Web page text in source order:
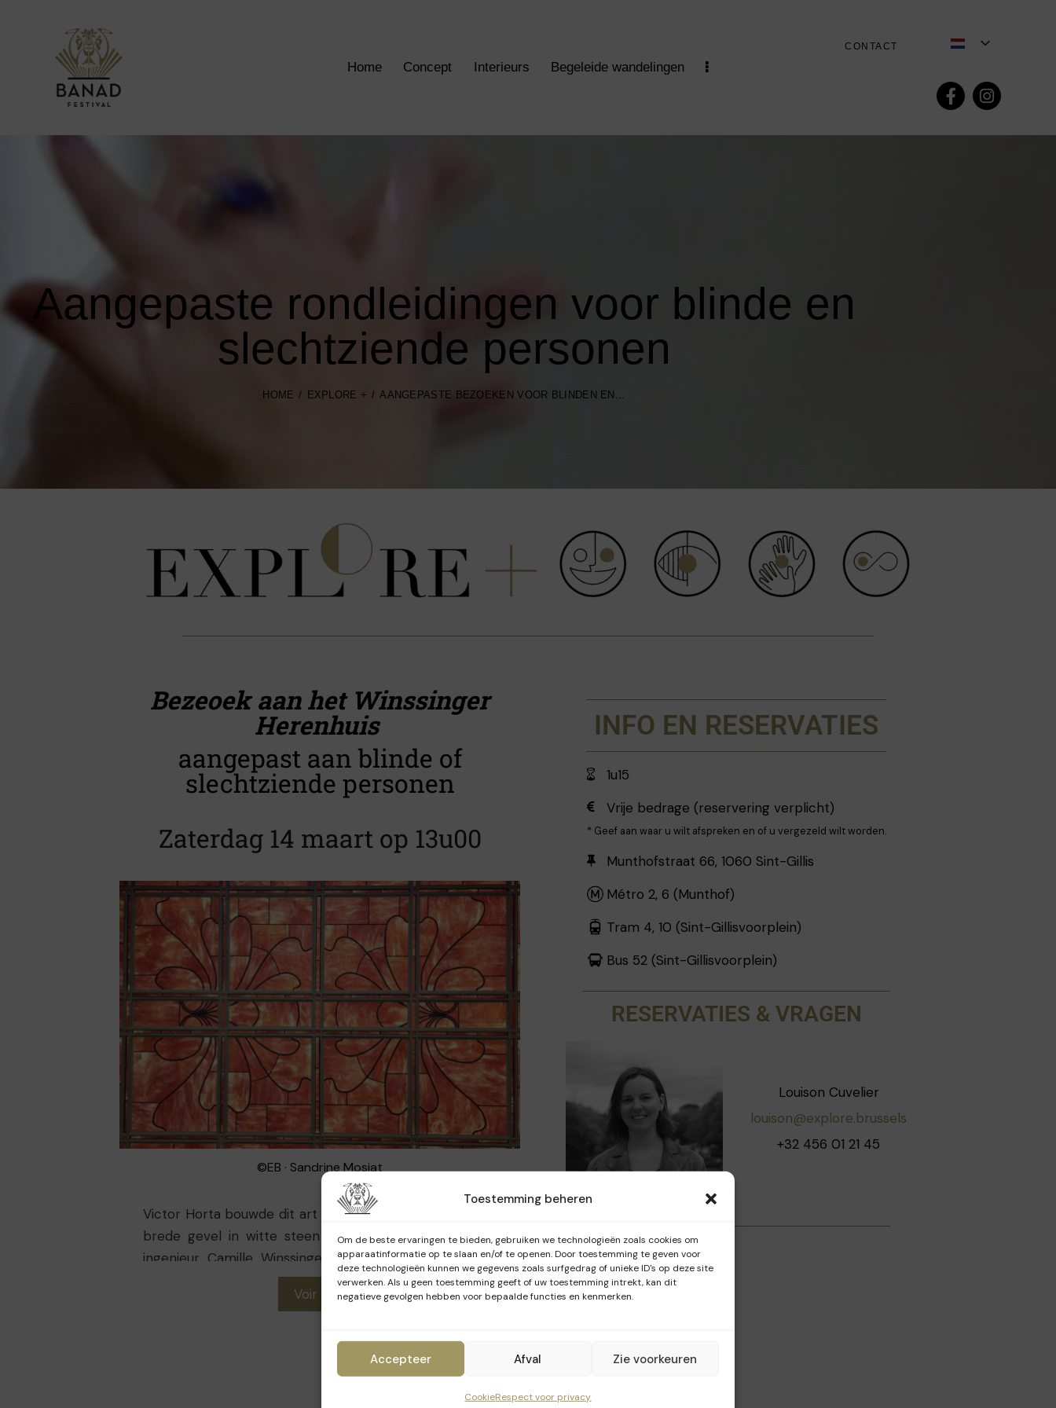
Toestemming beheren
Om de beste ervaringen te bieden, gebruiken we technologieën zoals cookies om
apparaatinformatie op te slaan en/of te openen. Door toestemming te geven voor
deze technologieën kunnen we gegevens zoals surfgedrag of unieke ID's op deze site
verwerken. Als u geen toestemming geeft of uw toestemming intrekt, kan dit
negatieve gevolgen hebben voor bepaalde functies en kenmerken.
Accepteer Afval Zie voorkeuren
CookieRespect voor privacy
Home Concept Interieurs Begeleide wandelingen
CONTACT
Aangepaste rondleidingen voor blinde en
slechtziende personen
HOME EXPLORE + AANGEPASTE BEZOEKEN VOOR BLINDEN EN...
Bezeoek aan het Winssinger
Herenhuis
aangepast aan blinde of
slechtziende personen
Zaterdag 14 maart op 13u00
©EB · Sandrine Mosiat
Victor Horta bouwde dit art nouveau herenhuis met een
brede gevel in witte steen tussen 1894 en 1897 voor
ingenieur Camille Winssinger, een naaste medewerker
van Ernest Solvay. Het kreeg onder meer een wintertuin
en een groot trappenhuis dat in het licht baadde, met
1927-1929 werd het huis omgebouwd tot een huurhuis
en ondergingen gevel en interieur een transformatie.
In 1946 bouwde architect Henri Jacobs (zoon) op de
Voir plus
INFO EN RESERVATIES
1u15
Vrije bedrage (reservering verplicht)
* Geef aan waar u wilt afspreken en of u vergezeld wilt worden.
Munthofstraat 66, 1060 Sint-Gillis
Métro 2, 6 (Munthof)
Tram 4, 10 (Sint-Gillisvoorplein)
Bus 52 (Sint-Gillisvoorplein)
RESERVATIES & VRAGEN
Louison Cuvelier
louison@explore.brussels
+32 456 01 21 45